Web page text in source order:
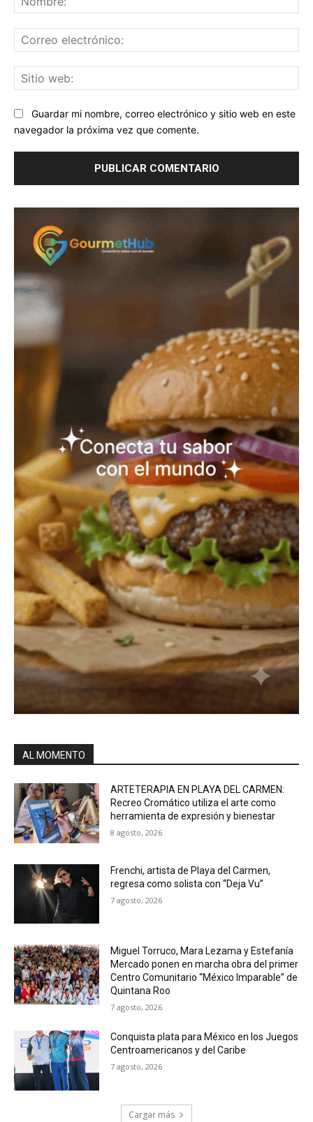
Guardar mi nombre, correo electrónico y sitio web en este
navegador la próxima vez que comente.
AL MOMENTO
ARTETERAPIA EN PLAYA DEL CARMEN:
Recreo Cromático utiliza el arte como
herramienta de expresión y bienestar
8 agosto, 2026
Frenchi, artista de Playa del Carmen,
regresa como solista con “Deja Vu”
7 agosto, 2026
Miguel Torruco, Mara Lezama y Estefanía
Mercado ponen en marcha obra del primer
Centro Comunitario “México Imparable” de
Quintana Roo
7 agosto, 2026
Conquista plata para México en los Juegos
Centroamericanos y del Caribe
7 agosto, 2026
Cargar más